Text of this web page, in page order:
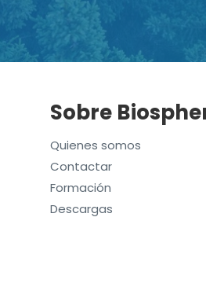
Sobre
Quienes somos
Contactar
Formación
Descargas